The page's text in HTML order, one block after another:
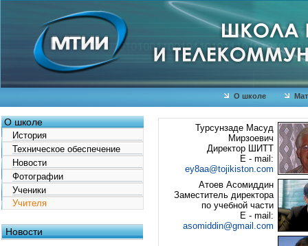
О школе
О школе
История
Техническое обеспечение
Новости
Фотографии
Ученики
Учителя
Новости
Турсунзаде Масуд
Мирзоевич
Директор ШИТТ
E - mail:
ey8aa@tojikiston.com
Атоев Асомиддин
Заместитель директора
по учебной части
E - mail:
asomiddin@gmail.com